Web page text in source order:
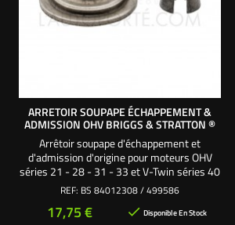
ARRETOIR SOUPAPE ÉCHAPPEMENT &
ADMISSION OHV BRIGGS & STRATTON ®
Arrêtoir soupape d'échappement et
d'admission d'origine pour moteurs OHV
séries 21 - 28 - 31 - 33 et V-Twin séries 40
- 44 - 49 Briggs & Stratton.
REF: BS 84012308 / 499586
Prix
17,75 €  Disponible En Stock